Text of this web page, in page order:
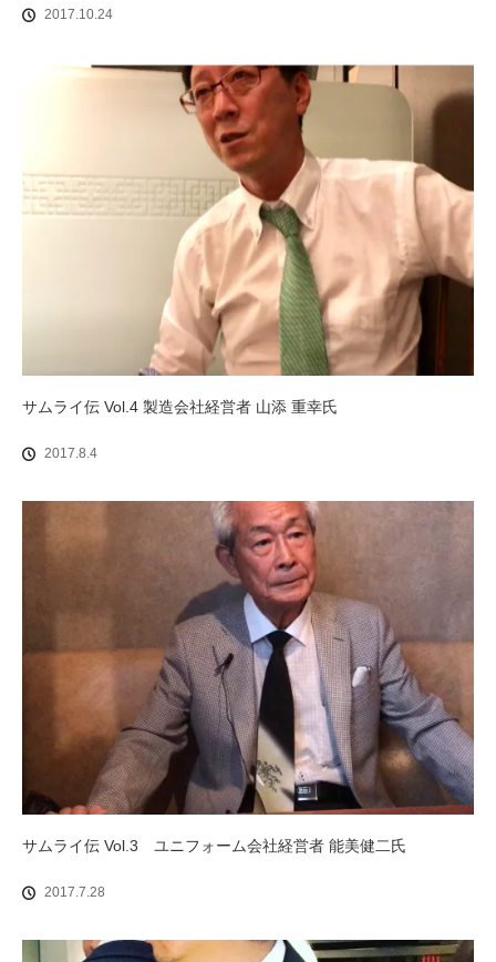
2017.10.24
サムライ伝 Vol.4 製造会社経営者 山添 重幸氏
2017.8.4
サムライ伝 Vol.3 ユニフォーム会社経営者 能美健二氏
2017.7.28